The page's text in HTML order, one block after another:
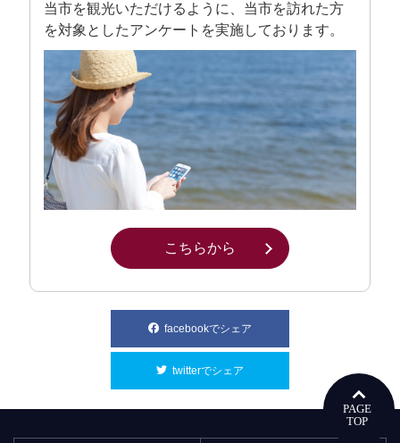
当市を観光いただけるように、当市を訪れた方
を対象としたアンケートを実施しております。
こちらから 別ウィンドウで開きます
facebookでシェア
twitterでシェア 別ウィンドウで開きます